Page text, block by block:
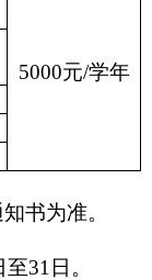
5000元/学年
书为准。
31日。